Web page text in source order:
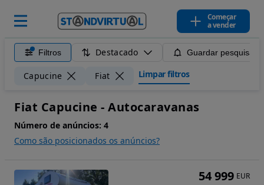
Começar
a vender
Filtros Destacado Guardar pesquisa
Capucine Fiat Limpar filtros
Fiat Capucine - Autocaravanas
Número de anúncios: 4
Como são posicionados os anúncios?
54 999 EUR